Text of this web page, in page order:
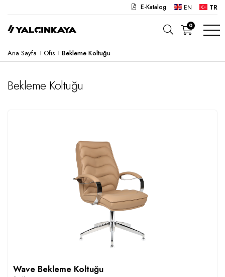
E-Katalog EN TR
OKUL
OFIS
0
Ana Sayfa Ofis Bekleme Koltuğu
Bekleme Koltuğu
Wave Bekleme Koltuğu